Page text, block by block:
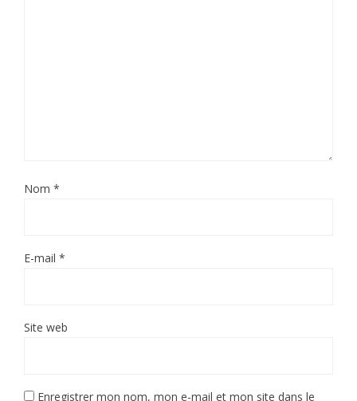
Nom *
E-mail *
Site web
Enregistrer mon nom, mon e-mail et mon site dans le